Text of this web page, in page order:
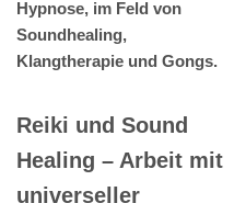
Hypnose, im Feld von
Soundhealing,
Klangtherapie und Gongs.
Reiki und Sound
Healing – Arbeit mit
universeller